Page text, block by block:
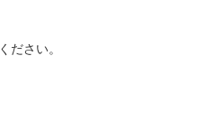
ださい。